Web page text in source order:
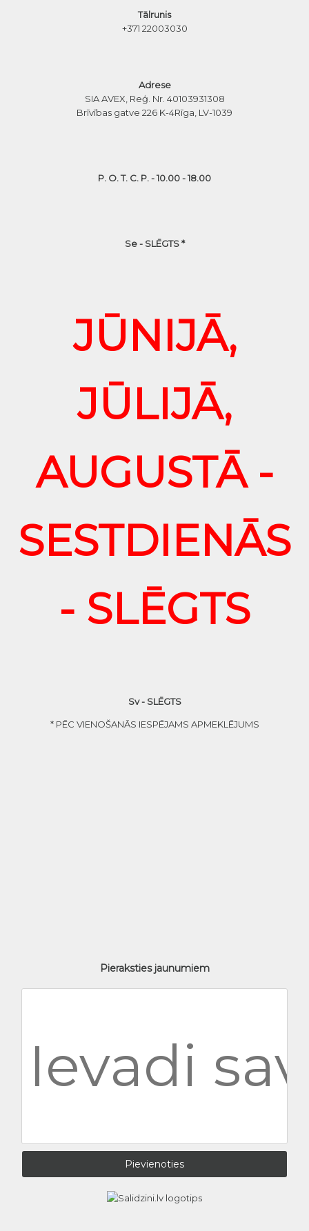
Tālrunis
+371 22003030
Adrese
SIA AVEX, Reģ. Nr. 40103931308
Brīvības gatve 226 K-4Rīga, LV-1039
P. O. T. C. P. - 10.00 - 18.00
Se - SLĒGTS *
JŪNIJĀ,
JŪLIJĀ,
AUGUSTĀ -
SESTDIENĀS
- SLĒGTS
Sv - SLĒGTS
* PĒC VIENOŠANĀS IESPĒJAMS APMEKLĒJUMS
Pieraksties jaunumiem